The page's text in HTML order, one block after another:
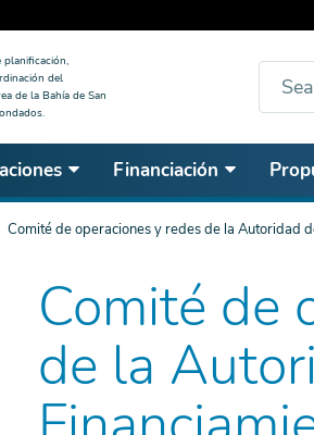
planificación,
del
de la Bahía de San
Buscar
Financiación
Comité de operaciones y redes de la Autoridad
Comité de
de la